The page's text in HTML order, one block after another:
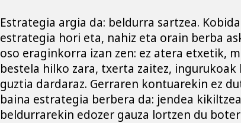
Estrategia argia da: beldurra sartzea.
estrategia hori eta, nahiz eta orain berba
oso eraginkorra izan zen: ez atera etxetik,
bestela hilko zara, txerta zaitez, ingurukoak
guztia dardaraz. Gerraren kontuarekin ez
baina estrategia berbera da: jendea
beldurrarekin edozer gauza lortzen du